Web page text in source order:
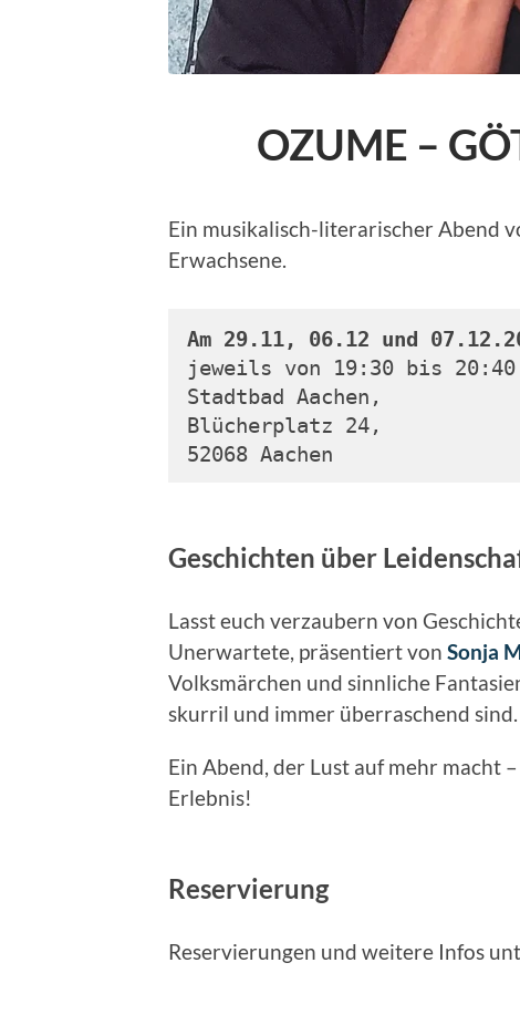
OZUME –
Ein musikalisch-literarischer Abend
Erwachsene.
Am 29.11, 06.12 und
jeweils von 19:30 bis 20:40
Stadtbad Aachen,
Blücherplatz 24,
52068 Aachen
Geschichten über
Lasst euch verzaubern von
Unerwartete, präsentiert von Sonja
Volksmärchen und sinnliche
skurril und immer überraschend sind.
Ein Abend, der Lust auf mehr macht
Erlebnis!
Reservierung
Reservierungen und weitere Infos